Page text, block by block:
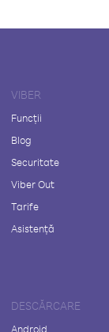
VIBER
Funcții
Blog
Securitate
Viber Out
Tarife
Asistență
DESCĂRCARE
Android